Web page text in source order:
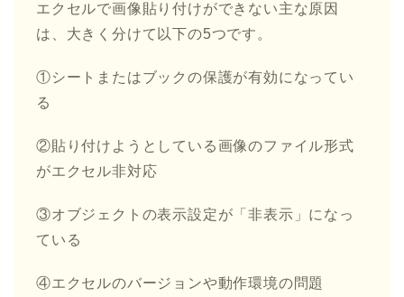
エクセルで画像貼り付けができない主な原因
は、大きく分けて以下の5つです。
①シートまたはブックの保護が有効になってい
る
②貼り付けようとしている画像のファイル形式
がエクセル非対応
③オブジェクトの表示設定が「非表示」になっ
ている
④エクセルのバージョンや動作環境の問題